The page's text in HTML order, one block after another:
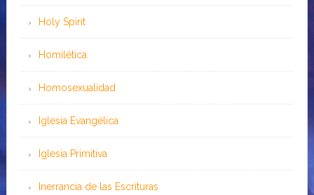
Holy Spirit
Homilética
Homosexualidad
Iglesia Evangélica
Iglesia Primitiva
Inerrancia de las Escrituras